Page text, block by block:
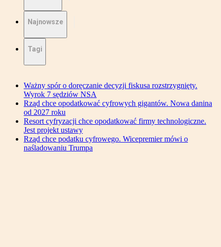
Najnowsze
Tagi
Ważny spór o doręczanie decyzji fiskusa rozstrzygnięty.
Wyrok 7 sędziów NSA
Rząd chce opodatkować cyfrowych gigantów. Nowa danina
od 2027 roku
Resort cyfryzacji chce opodatkować firmy technologiczne.
Jest projekt ustawy
Rząd chce podatku cyfrowego. Wicepremier mówi o
naśladowaniu Trumpa